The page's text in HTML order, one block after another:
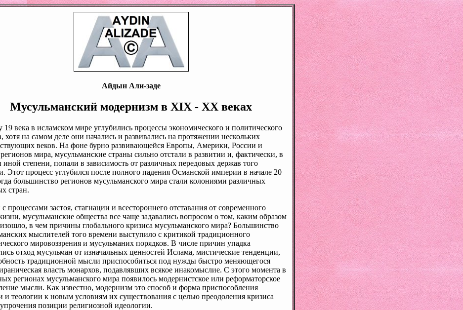
Айдын Али-заде
Мусульманский модернизм в XIX - XX веках
19 века в исламском мире углубились процессы экономического и политического
хотя на самом деле они начались и развивались на протяжении нескольких
веков. На фоне бурно развивающейся Европы, Америки, России и
мира, мусульманские страны сильно отстали в развитии и, фактически, в
иной степени, попали в зависимость от различных передовых держав того
Этот процесс углубился после полного падения Османской империи в начале 20
большинство регионов мусульманского мира стали колониями различных
стран.
процессами застоя, стагнации и всестороннего отставания от современного
мусульманские общества все чаще задавались вопросом о том, каким образом
в чем причины глобального кризиса мусульманского мира? Большинство
мыслителей того времени выступило с критикой традиционного
мировоззрения и мусульманих порядков. В числе причин упадка
отход мусульман от изначальных ценностей Ислама, мистические тенденции,
традиционной мысли приспособиться под нужды быстро меняющегося
власть монархов, подавлявших всякое инакомыслие. С этого момента в
регионах мусульманского мира появилось модернистское или реформаторское
мысли. Как известно, модернизм это способ и форма приспособления
и теологии к новым условиям их существования с целью преодоления кризиса
позиции религиозной идеологии.